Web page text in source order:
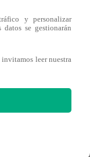
Niño
y personalizar
datos se gestionarán
leer nuestra